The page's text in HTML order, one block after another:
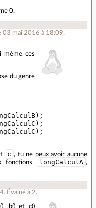
0.
03 mai 2016 à 18:09.
même ces
du genre
);
);
);
c , tu ne peux avoir aucune
fonctions
longCalculA ,
. Évalué à 2.
b() et c()